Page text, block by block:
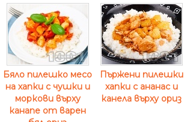
Бяло пилешко месо
на хапки с чушки и
моркови върху
канапе от варен
Пържени пилешки
хапки с ананас и
канела върху ориз